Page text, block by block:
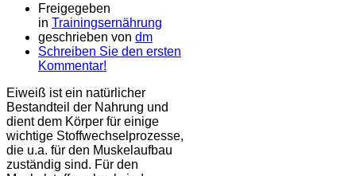
Freigegeben
in Trainingsernährung
geschrieben von dm
Schreiben Sie den ersten
Kommentar!
Eiweiß ist ein natürlicher
Bestandteil der Nahrung und
dient dem Körper für einige
wichtige Stoffwechselprozesse,
die u.a. für den Muskelaufbau
zuständig sind. Für den